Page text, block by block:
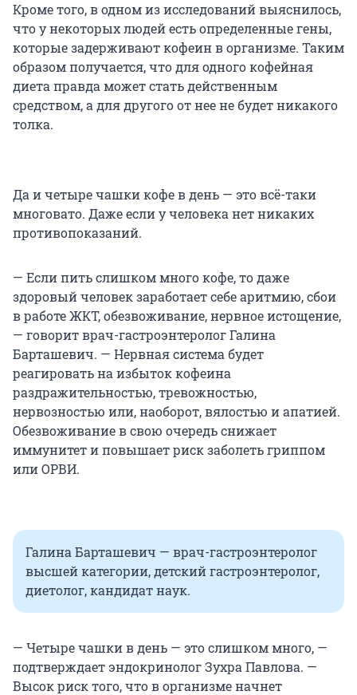
Кроме того, в одном из исследований выяснилось,
что у некоторых людей есть определенные гены,
которые задерживают кофеин в организме. Таким
образом получается, что для одного кофейная
диета правда может стать действенным
средством, а для другого от нее не будет никакого
толка.
Да и четыре чашки кофе в день — это всё-таки
многовато. Даже если у человека нет никаких
противопоказаний.
— Если пить слишком много кофе, то даже
здоровый человек заработает себе аритмию, сбои
в работе ЖКТ, обезвоживание, нервное истощение,
— говорит врач-гастроэнтеролог Галина
Барташевич. — Нервная система будет
реагировать на избыток кофеина
раздражительностью, тревожностью,
нервозностью или, наоборот, вялостью и апатией.
Обезвоживание в свою очередь снижает
иммунитет и повышает риск заболеть гриппом
или ОРВИ.
Галина Барташевич — врач-гастроэнтеролог
высшей категории, детский гастроэнтеролог,
диетолог, кандидат наук.
— Четыре чашки в день — это слишком много, —
подтверждает эндокринолог Зухра Павлова. —
Высок риск того, что в организме начнет